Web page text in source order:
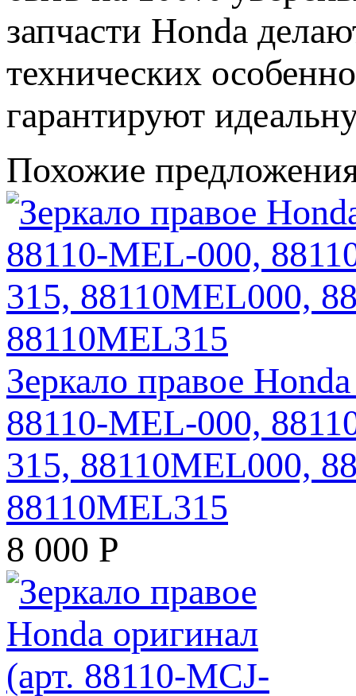
запчасти Honda
технических
гарантируют
Похожие
Зеркало правое
88110-MEL-000,
315, 88110MEL000,
88110MEL315
8 000 Р